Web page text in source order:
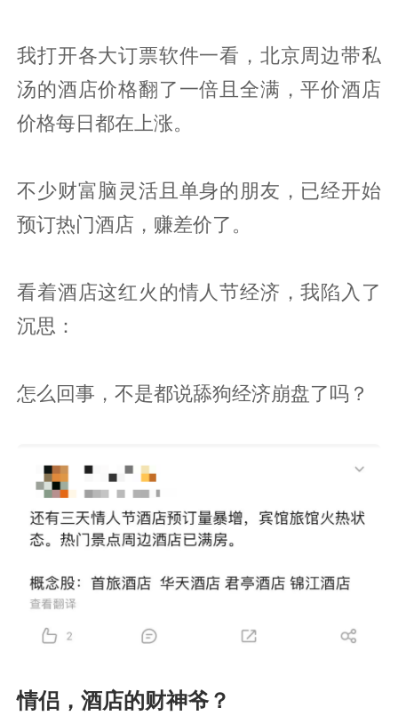
我打开各大订票软件一看，北京周边带私
汤的酒店价格翻了一倍且全满，平价酒店
价格每日都在上涨。
不少财富脑灵活且单身的朋友，已经开始
预订热门酒店，赚差价了。
看着酒店这红火的情人节经济，我陷入了
沉思：
怎么回事，不是都说舔狗经济崩盘了吗？
情侣，酒店的财神爷？